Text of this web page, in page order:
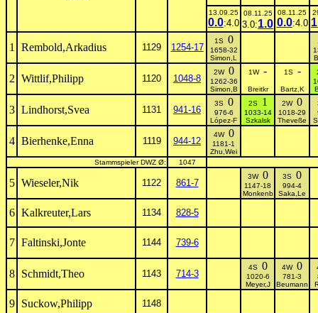
13.09.25
0.0:4.0
08.11.25
3.0:1.0
08.11.25
0.0:4.0
1 Rembold,Arkadius 1129 1254-17
1S 0
1658-32
Simon,L
2 Wittlif,Philipp 1120 1048-8
2W 0
1262-36
Simon,B
1W -
Breitkr
1S -
Bartz,K
3 Lindhorst,Svea 1131 941-16
3S 0
976-6
López-F
2S 1
1033-14
Szkalsk
2W 0
1018-29
Theveße
4 Bierhenke,Enna 1119 944-12
4W 0
1181-1
Zhu,Wei
Stammspieler DWZ Ø:
1047
5 Wieseler,Nik 1122 861-7
3W 0
1147-18
Monkenb
3S 0
994-4
Saka,Le
6 Kalkreuter,Lars 1134 828-5
7 Faltinski,Jonte 1144 739-6
8 Schmidt,Theo 1143 714-3
4S 0
1020-6
Meyer,J
4W 0
781-3
Beumann
9 Suckow,Philipp 1148